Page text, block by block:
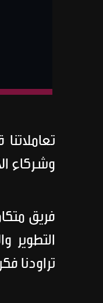
وشركاء
فريق
التطوير
تراودنا